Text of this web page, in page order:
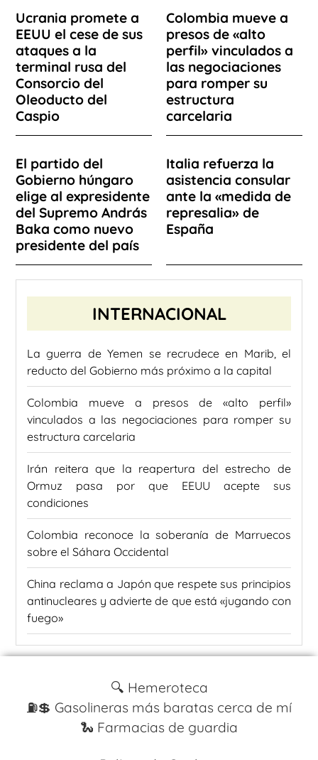
Ucrania promete a
EEUU el cese de sus
ataques a la
terminal rusa del
Consorcio del
Oleoducto del
Caspio
Colombia mueve a
presos de «alto
perfil» vinculados a
las negociaciones
para romper su
estructura
carcelaria
El partido del
Gobierno húngaro
elige al expresidente
del Supremo András
Baka como nuevo
presidente del país
Italia refuerza la
asistencia consular
ante la «medida de
represalia» de
España
INTERNACIONAL
La guerra de Yemen se recrudece en Marib, el
reducto del Gobierno más próximo a la capital
Colombia mueve a presos de «alto perfil»
vinculados a las negociaciones para romper su
estructura carcelaria
Irán reitera que la reapertura del estrecho de
Ormuz pasa por que EEUU acepte sus
condiciones
Colombia reconoce la soberanía de Marruecos
sobre el Sáhara Occidental
China reclama a Japón que respete sus principios
antinucleares y advierte de que está «jugando con
fuego»
🔍 Hemeroteca
⛽️💲 Gasolineras más baratas cerca de mí
🐍 Farmacias de guardia